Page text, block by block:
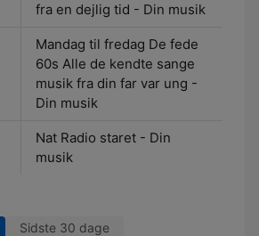
fra en dejlig tid - Din musik
Mandag til fredag De fede
60s Alle de kendte sange
musik fra din far var ung -
Din musik
Nat Radio staret - Din
musik
Sidste 30 dage